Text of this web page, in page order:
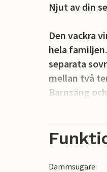
Njut av din
Den vackra
hela
separata
mellan två
Barnsäng
vilka det
Dammsugare